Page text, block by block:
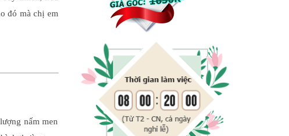
đó mà chị em
nấm men